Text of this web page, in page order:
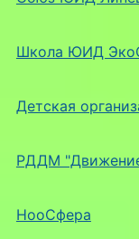
Школа ЮИД
Детская
РДДМ
НооСфера